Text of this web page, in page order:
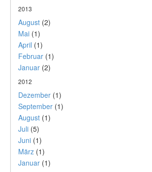
2013
August (2)
Mai (1)
April (1)
Februar (1)
Januar (2)
2012
Dezember (1)
September (1)
August (1)
Juli (5)
Juni (1)
März (1)
Januar (1)